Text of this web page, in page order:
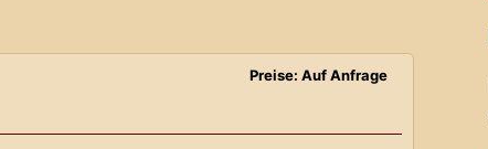
Preise: Auf Anfrage